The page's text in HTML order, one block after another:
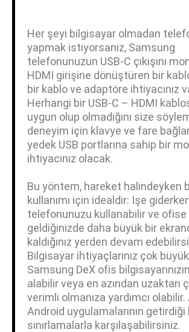
Her şeyi bilgisayar olmadan
yapmak istiyorsanız, Samsung
telefonunuzun USB-C çıkışını
HDMI girişine dönüştüren bir
bir kablo ve adaptöre ihtiyacınız
Herhangi bir USB-C – HDMI
uygun olup olmadığını size
deneyim için klavye ve fare
yedek USB portlarına sahip bir
ihtiyacınız olacak.
Bu yöntem, hareket halindeyken
kullanımı için idealdir: İşe
telefonunuzu kullanabilir ve ofise
geldiğinizde daha büyük bir
kaldığınız yerden devam
Bilgisayar ihtiyaçlarınız çok
Samsung DeX ofis
alabilir veya en azından uzaktan
verimli olmanıza yardımcı
Android uygulamalarının getirdiği
sınırlamalarla karşılaşabilirsiniz.